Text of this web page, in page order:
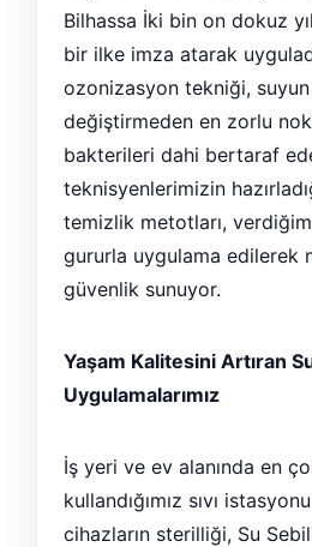
Bilhassa İki bin on dokuz
bir ilke imza atarak
ozonizasyon tekniği,
değiştirmeden en zorlu
bakterileri dahi bertaraf
teknisyenlerimizin
temizlik metotları,
gururla uygulama edilerek
güvenlik sunuyor.
Yaşam Kalitesini Artıran
Uygulamalarımız
İş yeri ve ev alanında en
kullandığımız sıvı
cihazların sterilliği, Su